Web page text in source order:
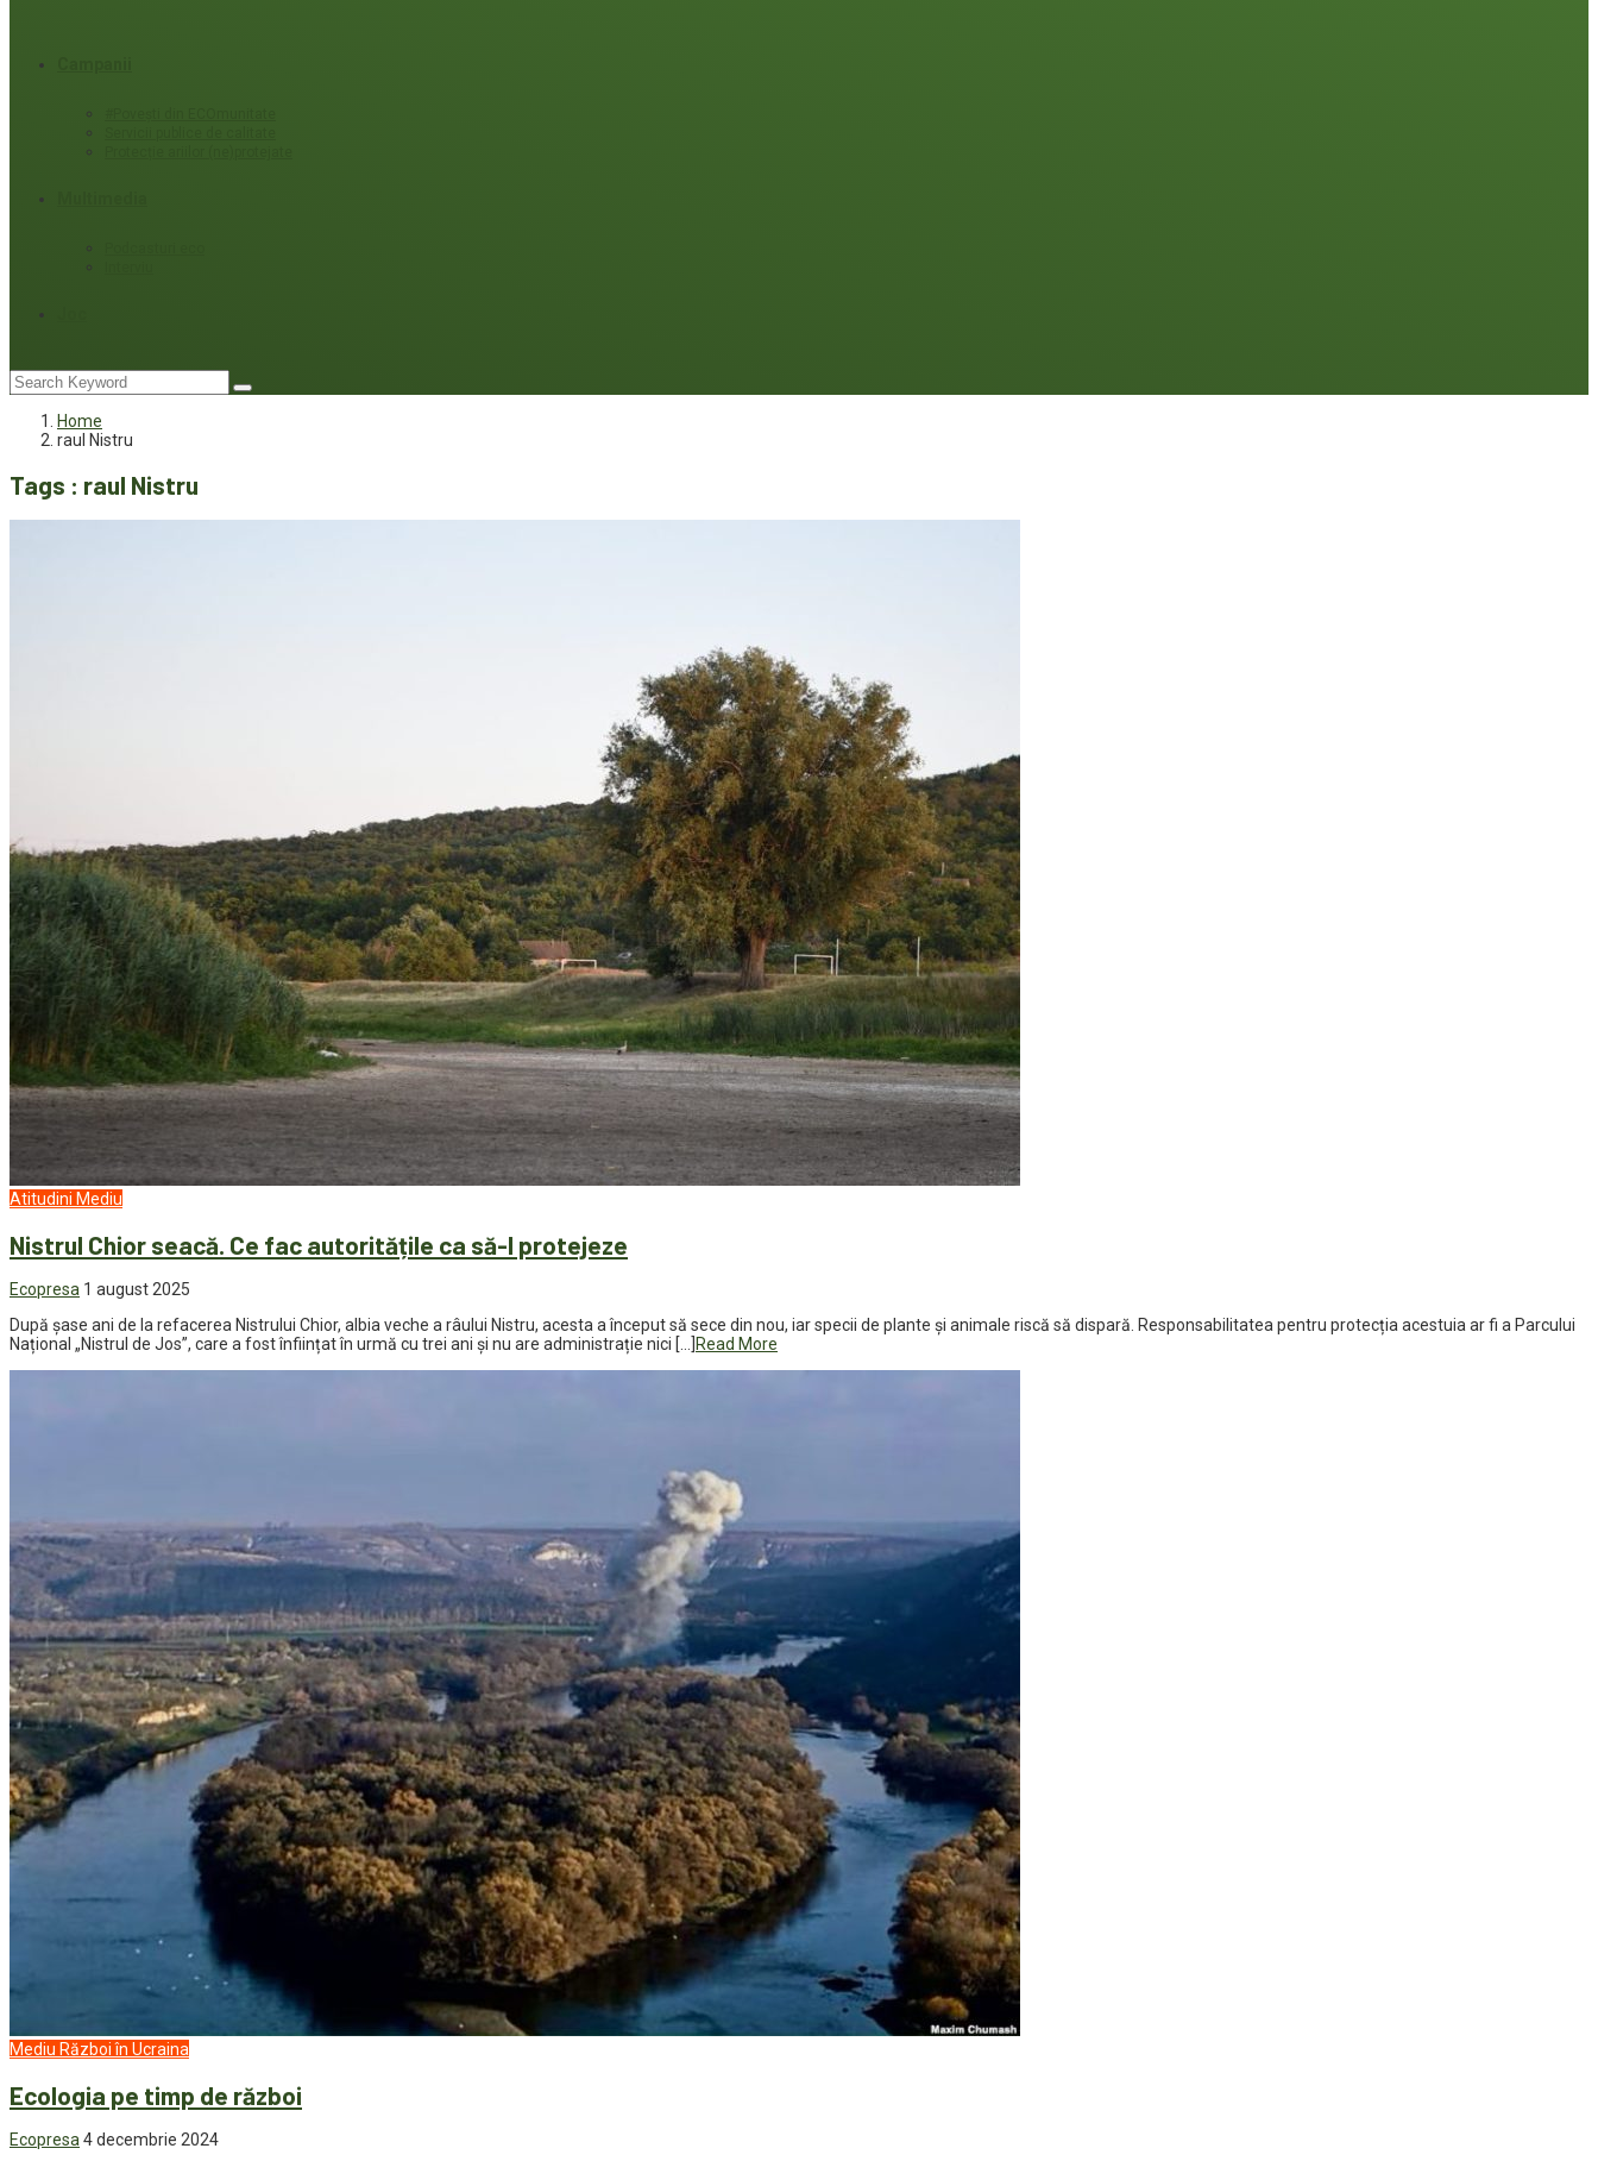
Home
raul Nistru
Tags : raul Nistru
Atitudini Mediu
Nistrul Chior seacă. Ce fac autoritățile ca să-l protejeze
Ecopresa 1 august 2025
După șase ani de la refacerea Nistrului Chior, albia veche a râului Nistru, acesta a început să sece din nou, iar specii de plante și animale riscă să dispară. Responsabilitatea pentru protecția acestuia ar fi a Parcului
Național „Nistrul de Jos”, care a fost înființat în urmă cu trei ani și nu are administrație nici […] Read More
Mediu Război în Ucraina
Ecologia pe timp de război
Ecopresa 4 decembrie 2024